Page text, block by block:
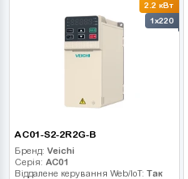
2.2 кВт
1x220
AC01-S2-2R2G-B
Бренд: Veichi
Серія: AC01
Віддалене керування Web/IoT: Так